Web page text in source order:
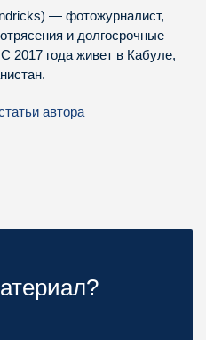
— фотожурналист,
и долгосрочные
2017 года живет в Кабуле,
автора